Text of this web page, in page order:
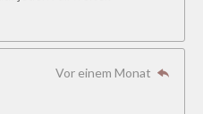
Vor einem Monat